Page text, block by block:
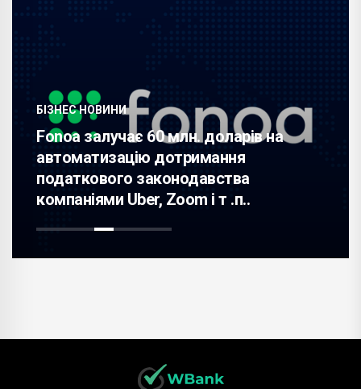
БІЗНЕС НОВИНИ
Fonoa залучає 60 млн. доларів на
автоматизацію дотримання
податкового законодавства
компаніями Uber, Zoom і т .п..